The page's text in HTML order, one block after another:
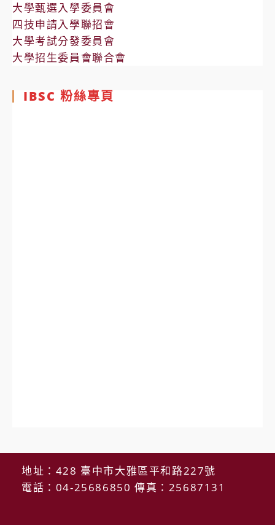
大學甄選入學委員會
四技申請入學聯招會
大學考試分發委員會
大學招生委員會聯合會
IBSC 粉絲專頁
地址：428 臺中市大雅區平和路227號
電話：04-25686850 傳真：25687131